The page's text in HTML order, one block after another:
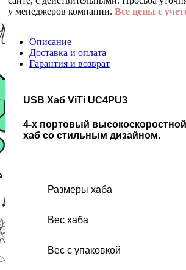
у менеджеров компании. Все цены с
Описание
Доставка и оплата
Гарантия и возврат
USB Хаб ViTi UC4PU3
4-х портовый
хаб со стильным дизайном.
Размеры хаба
Вес хаба
Вес с упаковкой